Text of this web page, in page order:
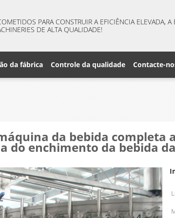
PARA CONSTRUIR A EFICIÊNCIA ELEVADA,
DE ALTA QUALIDADE!
da fábrica Controle da qualidade Contacte-
da bebida completa
do enchimento da bebida